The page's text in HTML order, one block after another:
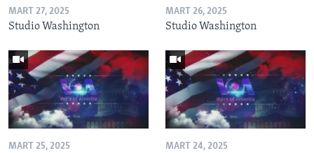
MART 27, 2025
Studio Washington
MART 26, 2025
Studio Washington
MART 25, 2025 MART 24, 2025